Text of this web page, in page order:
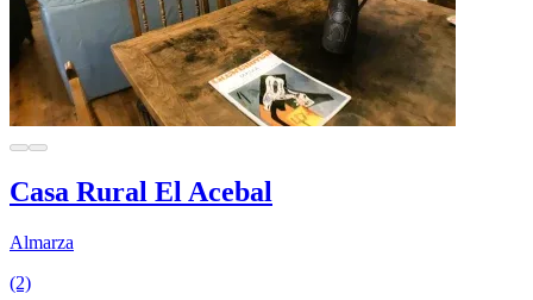
Casa Rural El Acebal
Almarza
(2)